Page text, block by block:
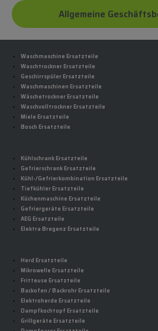
Allgemeine
Waschmaschine Ersatzteile
Waschtrockner Ersatzteile
Geschirrspüler Ersatzteile
Waschmaschinen Ersatzteile
Wäschetrockner Ersatzteile
Waschvolltrockner Ersatzteile
Miele Ersatzteile
Bosch Ersatzteile
Kühlschrank Ersatzteile
Gefrierschrank Ersatzteile
Kühl-/Gefrierkombination Ersatzteile
Tiefkühler Ersatzteile
Küchenmaschine Ersatzteile
Gefriergeräte Ersatzteile
AEG Ersatzteile
Elektra Bregenz Ersatzteile
Herd Ersatzteile
Mikrowelle Ersatzteile
Fritteuse Ersatzteile
Backofen / Backrohr Ersatzteile
Elektroherde Ersatzteile
Dampfkochtopf Ersatzteile
Grillgeräte Ersatzteile